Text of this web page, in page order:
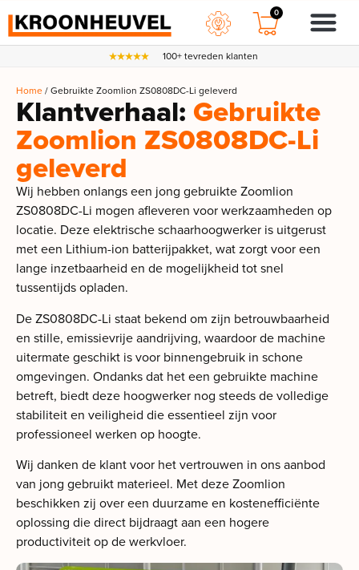
0
100+ tevreden klanten
Home/ Gebruikte Zoomlion ZS0808DC-Li geleverd
Klantverhaal: Gebruikte
Zoomlion ZS0808DC-Li
geleverd
Wij hebben onlangs een jong gebruikte Zoomlion
ZS0808DC-Li mogen afleveren voor werkzaamheden op
locatie. Deze elektrische schaarhoogwerker is uitgerust
met een Lithium-ion batterijpakket, wat zorgt voor een
lange inzetbaarheid en de mogelijkheid tot snel
tussentijds opladen.
De ZS0808DC-Li staat bekend om zijn betrouwbaarheid
en stille, emissievrije aandrijving, waardoor de machine
uitermate geschikt is voor binnengebruik in schone
omgevingen. Ondanks dat het een gebruikte machine
betreft, biedt deze hoogwerker nog steeds de volledige
stabiliteit en veiligheid die essentieel zijn voor
professioneel werken op hoogte.
Wij danken de klant voor het vertrouwen in ons aanbod
van jong gebruikt materieel. Met deze Zoomlion
beschikken zij over een duurzame en kostenefficiënte
oplossing die direct bijdraagt aan een hogere
productiviteit op de werkvloer.